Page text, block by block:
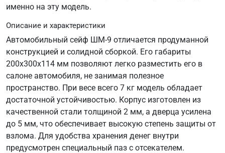
именно на эту модель.
Описание и характеристики
Автомобильный сейф ШМ-9 отличается продуманной
конструкцией и солидной сборкой. Его габариты
200х300х114 мм позволяют легко разместить его в
салоне автомобиля, не занимая полезное
пространство. При весе всего 7 кг модель обладает
достаточной устойчивостью. Корпус изготовлен из
качественной стали толщиной 2 мм, а дверца усилена
до 5 мм, что обеспечивает высокую степень защиты от
взлома. Для удобства хранения денег внутри
предусмотрен специальный паз с отсекателем.